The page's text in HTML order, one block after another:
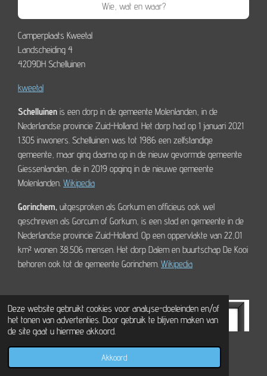
Deze website gebruikt cookies voor analyse-doeleinden en/of
het tonen van advertenties. Door gebruik te blijven maken van
de site gaat u hiermee akkoord.
Akkoord
Wie, wat en waar?
Camperplaats Kweetal
Landscheiding 4
4209DH Schelluinen
kweetal
Schelluinen is een dorp in de gemeente Molenlanden, in de
Nederlandse provincie Zuid-Holland. Het dorp had op 1 januari 2021
1.305 inwoners. Schelluinen was tot 1986 een zelfstandige
gemeente, maar ging daarna op in de nieuw gevormde gemeente
Giessenlanden, die in 2019 opging in de nieuwe gemeente
Molenlanden. Wikipedia
Gorinchem, uitgesproken als Gorkum en officieus ook wel
geschreven als Gorcum of Gorkum, is een stad en gemeente in de
Nederlandse provincie Zuid-Holland. Op een oppervlakte van 22,01
km² wonen 38.506 mensen. Het dorp Dalem en buurtschap De Kooi
behoren ook tot de gemeente Gorinchem. Wikipedia
E-mailadres